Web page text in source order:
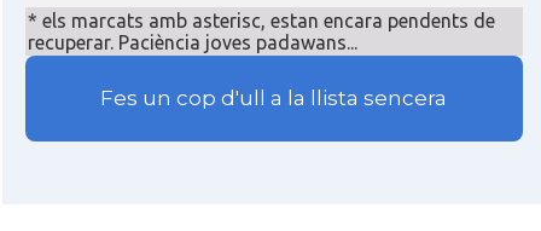
* els marcats amb asterisc, estan encara pendents de
recuperar. Paciència joves padawans...
Fes un cop d'ull a la llista sencera